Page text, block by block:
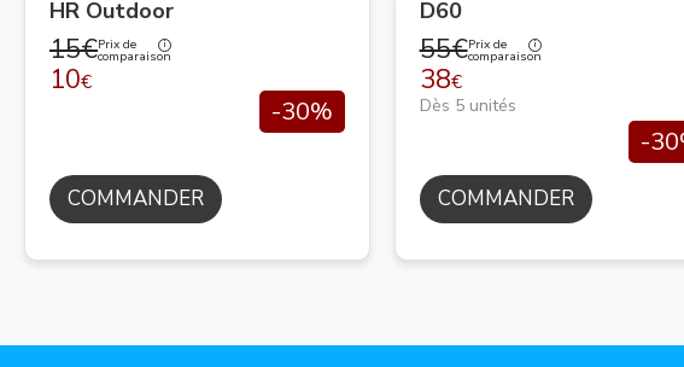
HR Outdoor
15€Prix de
comparaison
10€
-30%
COMMANDER
D60
55€Prix de
comparaison
38€
Dès 5 unités
-
COMMANDER